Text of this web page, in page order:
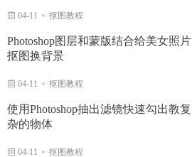
04-11 抠图教程
Photoshop图层和蒙版结合给美女照片
抠图换背景
04-11 抠图教程
使用Photoshop抽出滤镜快速勾出教复
杂的物体
04-11 抠图教程